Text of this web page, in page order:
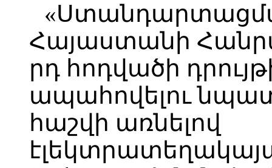
Հայաստանի
րդ հոդվածի
ապահովելու
հաշվի առնելով